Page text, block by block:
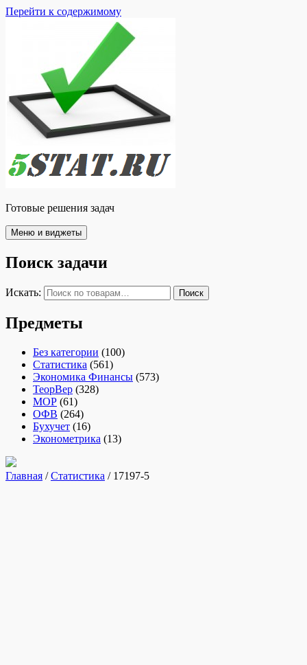
Перейти к содержимому
Готовые решения задач
Меню и виджеты
Поиск задачи
Искать: Поиск
Предметы
Без категории (100)
Статистика (561)
Экономика Финансы (573)
ТеорВер (328)
МОР (61)
ОФВ (264)
Бухучет (16)
Эконометрика (13)
Главная /Статистика / 17197-5